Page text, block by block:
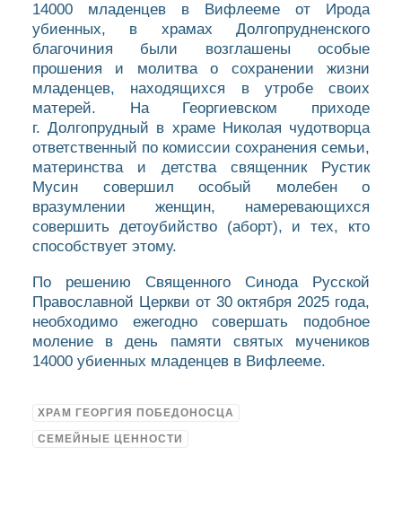
14000 младенцев в Вифлееме от Ирода
убиенных, в храмах Долгопрудненского
благочиния были возглашены особые
прошения и молитва о сохранении жизни
младенцев, находящихся в утробе своих
матерей. На Георгиевском приходе
г. Долгопрудный в храме Николая чудотворца
ответственный по комиссии сохранения семьи,
материнства и детства священник Рустик
Мусин совершил особый молебен о
вразумлении женщин, намеревающихся
совершить детоубийство (аборт), и тех, кто
способствует этому.
По решению Священного Синода Русской
Православной Церкви от 30 октября 2025 года,
необходимо ежегодно совершать подобное
моление в день памяти святых мучеников
14000 убиенных младенцев в Вифлееме.
ХРАМ ГЕОРГИЯ ПОБЕДОНОСЦА
СЕМЕЙНЫЕ ЦЕННОСТИ